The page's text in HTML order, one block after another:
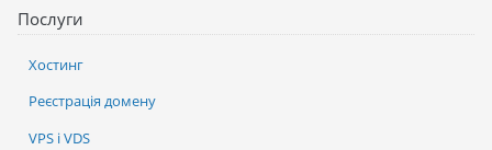
Послуги
Хостинг
Реєстрація домену
VPS і VDS